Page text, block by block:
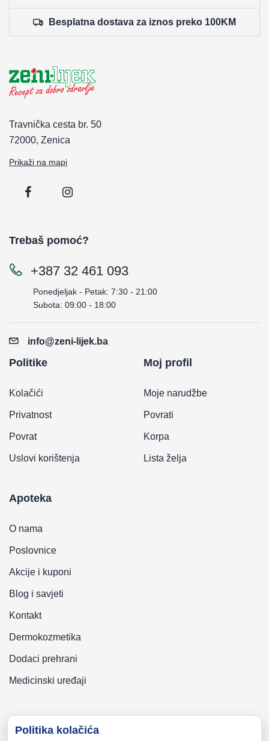
Besplatna dostava za iznos preko 100KM
Travnička cesta br. 50
72000, Zenica
Prikaži na mapi
Trebaš pomoć?
+387 32 461 093
Ponedjeljak - Petak: 7:30 - 21:00
Subota: 09:00 - 18:00
info@zeni-lijek.ba
Politike
Kolačići
Privatnost
Povrat
Uslovi korištenja
Moj profil
Moje narudžbe
Povrati
Korpa
Lista želja
Apoteka
O nama
Poslovnice
Akcije i kuponi
Blog i savjeti
Kontakt
Dermokozmetika
Dodaci prehrani
Medicinski uređaji
Politika kolačića